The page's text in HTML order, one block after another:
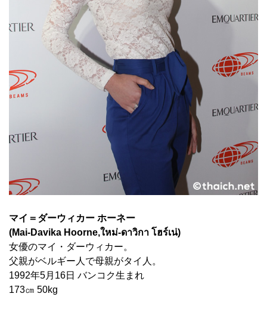
マイ＝ダーウィカー ホーネー
(Mai-Davika Hoorne,ใหม่-ดาวิกา โฮร์เน่)
女優のマイ・ダーウィカー。
父親がベルギー人で母親がタイ人。
1992年5月16日 バンコク生まれ
173㎝ 50kg